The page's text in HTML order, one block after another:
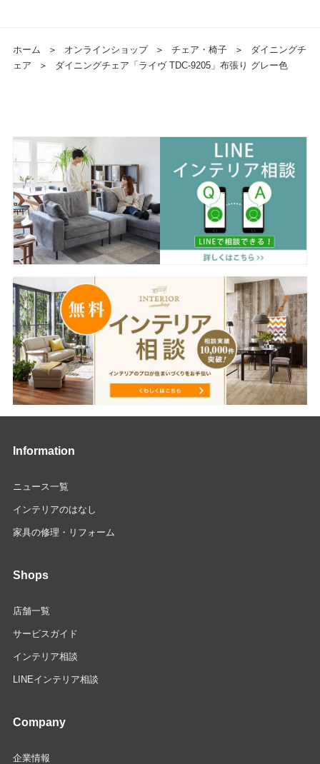
ホーム ＞ オンラインショップ ＞ チェア・椅子 ＞
ダイニングチ
ェア
＞ ダイニングチェア「ライヴ TDC-9205」布張り グレー色
Information
ニュース一覧
インテリアのはなし
家具の修理・リフォーム
Shops
店舗一覧
サービスガイド
インテリア相談
LINEインテリア相談
Company
企業情報